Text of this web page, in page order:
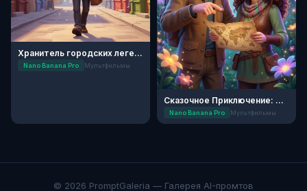
Хранитель городских легенд: Мультфильм
Nano Banana Pro Мультфильмы
Сказочное Приключение: Мультипликация
Nano Banana Pro Мультфильмы
© 2026 PromptGaleria — Галерея AI-промтов